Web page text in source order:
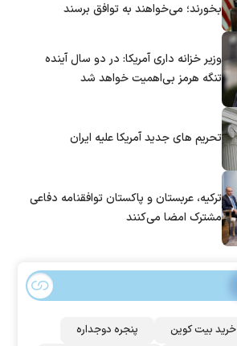
بخورند؛ می‌خواهند به توافق برسند
وزیر خزانه داری آمریکا: در دو سال آینده
تنگه هرمز بی‌اهمیت خواهد شد
تحریم های جدید آمریکا علیه ایران
ترکیه، عربستان و پاکستان توافقنامه دفاعی
مشترک امضا می‌کنند
خرید بیت کوین پنجره دوجداره